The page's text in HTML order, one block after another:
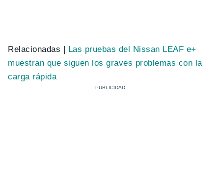
Relacionadas |
Las pruebas del Nissan LEAF e+
muestran que siguen los graves problemas con la
carga rápida